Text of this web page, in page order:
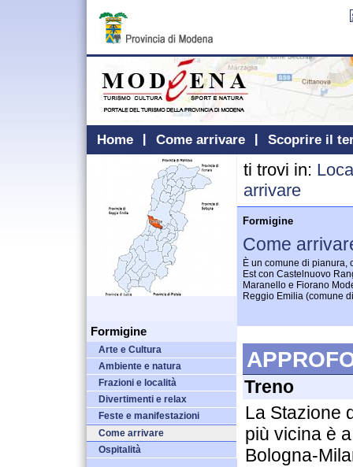
Home Come arrivare Scoprire il
Formigine
Arte e Cultura
Ambiente e natura
Frazioni e località
Divertimenti e relax
Feste e manifestazioni
Come arrivare
Ospitalità
ti trovi in:
arrivare
Formigine
Come
È un comune di pianura,
Est con Castelnuovo
Maranello e Fiorano
Reggio Emilia (comune
Treno
La Stazione
più vicina è
Bologna-